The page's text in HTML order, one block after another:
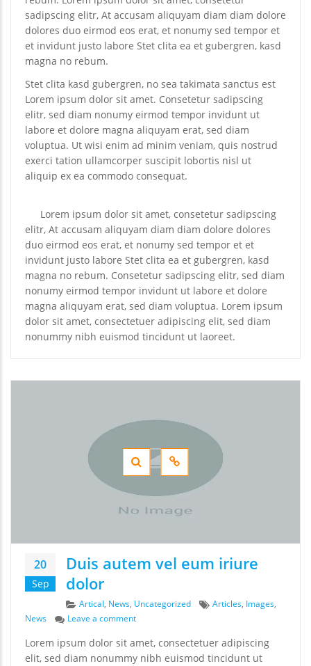
sadipscing elitr, At accusam aliquyam diam diam dolore
dolores duo eirmod eos erat, et nonumy sed tempor et
et invidunt justo labore Stet clita ea et gubergren, kasd
magna no rebum.
Stet clita kasd gubergren, no sea takimata sanctus est
Lorem ipsum dolor sit amet. Consetetur sadipscing
elitr, sed diam nonumy eirmod tempor invidunt ut
labore et dolore magna aliquyam erat, sed diam
voluptua. Ut wisi enim ad minim veniam, quis nostrud
exerci tation ullamcorper suscipit lobortis nisl ut
aliquip ex ea commodo consequat.
Lorem ipsum dolor sit amet, consetetur sadipscing
elitr, At accusam aliquyam diam diam dolore dolores
duo eirmod eos erat, et nonumy sed tempor et et
invidunt justo labore Stet clita ea et gubergren, kasd
magna no rebum. Consetetur sadipscing elitr, sed diam
nonumy eirmod tempor invidunt ut labore et dolore
magna aliquyam erat, sed diam voluptua. Lorem ipsum
dolor sit amet, consectetuer adipiscing elit, sed diam
nonummy nibh euismod tincidunt ut laoreet.
20
Sep
Duis autem vel eum iriure
dolor
Categories
Artical, News, Uncategorized Tags
Articles, Images,
News
Leave a commenton Duis autem vel eum iriure dolor
Lorem ipsum dolor sit amet, consectetuer adipiscing
elit, sed diam nonummy nibh euismod tincidunt ut